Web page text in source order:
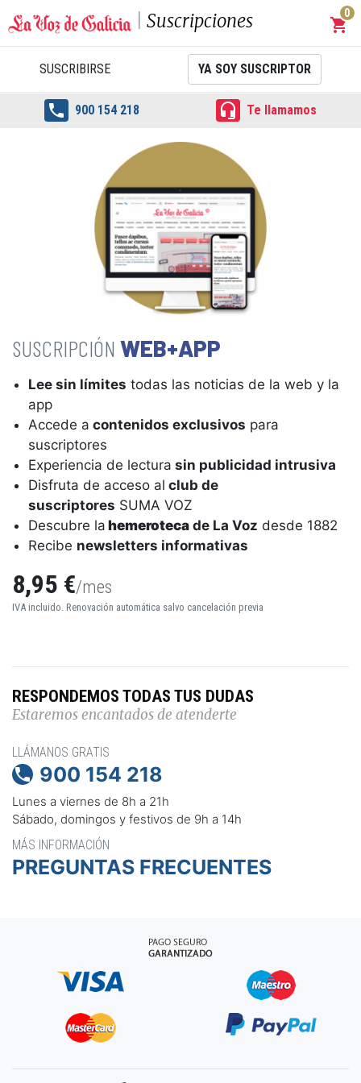
Suscripciones shopping_cart
0
SUSCRIBIRSE YA SOY SUSCRIPTOR
 900 154 218  Te llamamos
WEB+APP
Lee sin límites todas las noticias de la web y la
app
Accede a contenidos exclusivos para
suscriptores
Experiencia de lectura sin publicidad intrusiva
Disfruta de acceso al club de
suscriptores SUMA VOZ
Descubre la hemeroteca de La Voz desde 1882
Recibe newsletters informativas
8,95 €/mes
IVA incluido. Renovación automática salvo cancelación previa
RESPONDEMOS TODAS TUS DUDAS
Estaremos encantados de atenderte
LLÁMANOS GRATIS
 900 154 218
Lunes a viernes de 8h a 21h
Sábado, domingos y festivos de 9h a 14h
MÁS INFORMACIÓN
PREGUNTAS FRECUENTES